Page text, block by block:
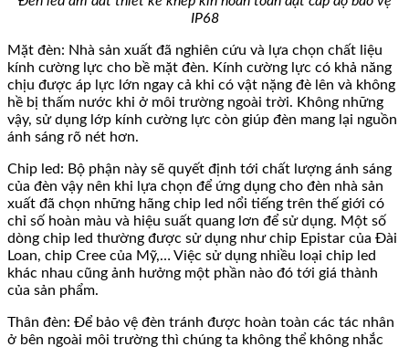
IP68
Mặt đèn: Nhà sản xuất đã nghiên cứu và lựa chọn chất liệu
kính cường lực cho bề mặt đèn. Kính cường lực có khả năng
chịu được áp lực lớn ngay cả khi có vật nặng đè lên và không
hề bị thấm nước khi ở môi trường ngoài trời. Không những
vậy, sử dụng lớp kính cường lực còn giúp đèn mang lại nguồn
ánh sáng rõ nét hơn.
Chip led: Bộ phận này sẽ quyết định tới chất lượng ánh sáng
của đèn vậy nên khi lựa chọn để ứng dụng cho đèn nhà sản
xuất đã chọn những hãng chip led nổi tiếng trên thế giới có
chỉ số hoàn màu và hiệu suất quang lơn để sử dụng. Một số
dòng chip led thường được sử dụng như chip Epistar của Đài
Loan, chip Cree của Mỹ,… Việc sử dụng nhiều loại chip led
khác nhau cũng ảnh hưởng một phần nào đó tới giá thành
của sản phẩm.
Thân đèn: Để bảo vệ đèn tránh được hoàn toàn các tác nhân
ở bên ngoài môi trường thì chúng ta không thể không nhắc